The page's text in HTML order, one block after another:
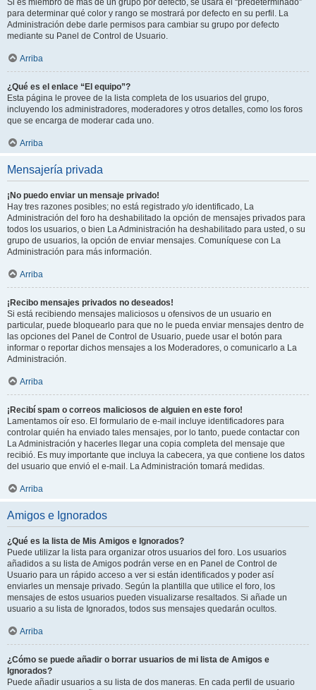
Si es miembro de más de un grupo por defecto, se usará el “predeterminado”
para determinar qué color y rango se mostrará por defecto en su perfil. La
Administración debe darle permisos para cambiar su grupo por defecto
mediante su Panel de Control de Usuario.
Arriba
¿Qué es el enlace “El equipo”?
Esta página le provee de la lista completa de los usuarios del grupo,
incluyendo los administradores, moderadores y otros detalles, como los foros
que se encarga de moderar cada uno.
Arriba
Mensajería privada
¡No puedo enviar un mensaje privado!
Hay tres razones posibles; no está registrado y/o identificado, La
Administración del foro ha deshabilitado la opción de mensajes privados para
todos los usuarios, o bien La Administración ha deshabilitado para usted, o su
grupo de usuarios, la opción de enviar mensajes. Comuníquese con La
Administración para más información.
Arriba
¡Recibo mensajes privados no deseados!
Si está recibiendo mensajes maliciosos u ofensivos de un usuario en
particular, puede bloquearlo para que no le pueda enviar mensajes dentro de
las opciones del Panel de Control de Usuario, puede usar el botón para
informar o reportar dichos mensajes a los Moderadores, o comunicarlo a La
Administración.
Arriba
¡Recibí spam o correos maliciosos de alguien en este foro!
Lamentamos oír eso. El formulario de e-mail incluye identificadores para
controlar quién ha enviado tales mensajes, por lo tanto, puede contactar con
La Administración y hacerles llegar una copia completa del mensaje que
recibió. Es muy importante que incluya la cabecera, ya que contiene los datos
del usuario que envió el e-mail. La Administración tomará medidas.
Arriba
Amigos e Ignorados
¿Qué es la lista de Mis Amigos e Ignorados?
Puede utilizar la lista para organizar otros usuarios del foro. Los usuarios
añadidos a su lista de Amigos podrán verse en en Panel de Control de
Usuario para un rápido acceso a ver si están identificados y poder así
enviarles un mensaje privado. Según la plantilla que utilice el foro, los
mensajes de estos usuarios pueden visualizarse resaltados. Si añade un
usuario a su lista de Ignorados, todos sus mensajes quedarán ocultos.
Arriba
¿Cómo se puede añadir o borrar usuarios de mi lista de Amigos e
Ignorados?
Puede añadir usuarios a su lista de dos maneras. En cada perfil de usuario